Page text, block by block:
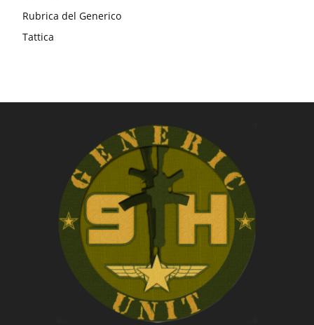
Rubrica del Generico
Tattica